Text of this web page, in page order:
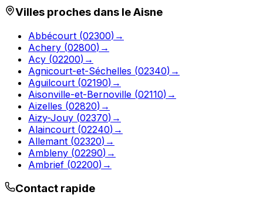
Villes proches dans leAisne
Abbécourt (02300) →
Achery (02800) →
Acy (02200) →
Agnicourt-et-Séchelles (02340) →
Aguilcourt (02190) →
Aisonville-et-Bernoville (02110) →
Aizelles (02820) →
Aizy-Jouy (02370) →
Alaincourt (02240) →
Allemant (02320) →
Ambleny (02290) →
Ambrief (02200) →
Contact rapide